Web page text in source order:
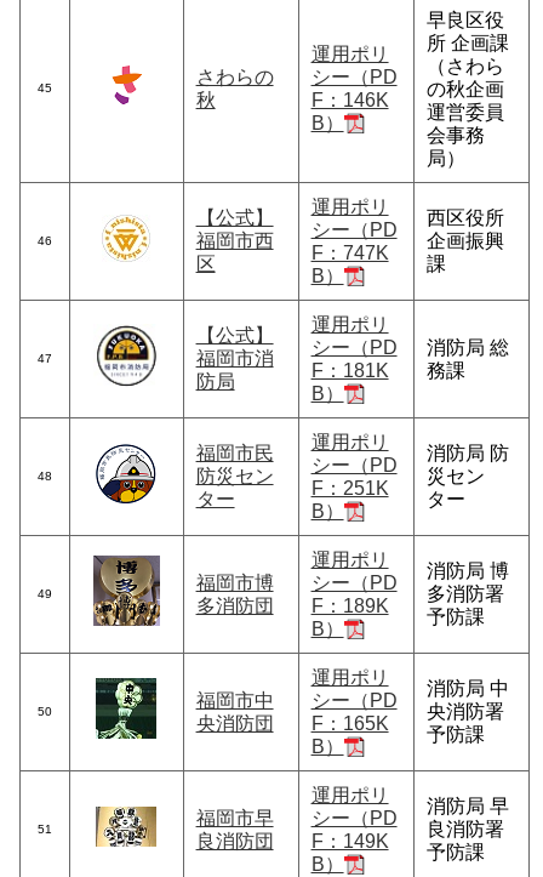
45
さわらの
秋
運用ポリ
シー（PD
F：146K
B）
早良区役
所 企画課
（さわら
の秋企画
運営委員
会事務
局）
46
【公式】
福岡市西
区
運用ポリ
シー（PD
F：747K
B）
西区役所
企画振興
課
47
【公式】
福岡市消
防局
運用ポリ
シー（PD
F：181K
B）
消防局 総
務課
48
福岡市民
防災セン
ター
運用ポリ
シー（PD
F：251K
B）
消防局 防
災セン
ター
49
福岡市博
多消防団
運用ポリ
シー（PD
F：189K
B）
消防局 博
多消防署
予防課
50
福岡市中
央消防団
運用ポリ
シー（PD
F：165K
B）
消防局 中
央消防署
予防課
51
福岡市早
良消防団
運用ポリ
シー（PD
F：149K
B）
消防局 早
良消防署
予防課